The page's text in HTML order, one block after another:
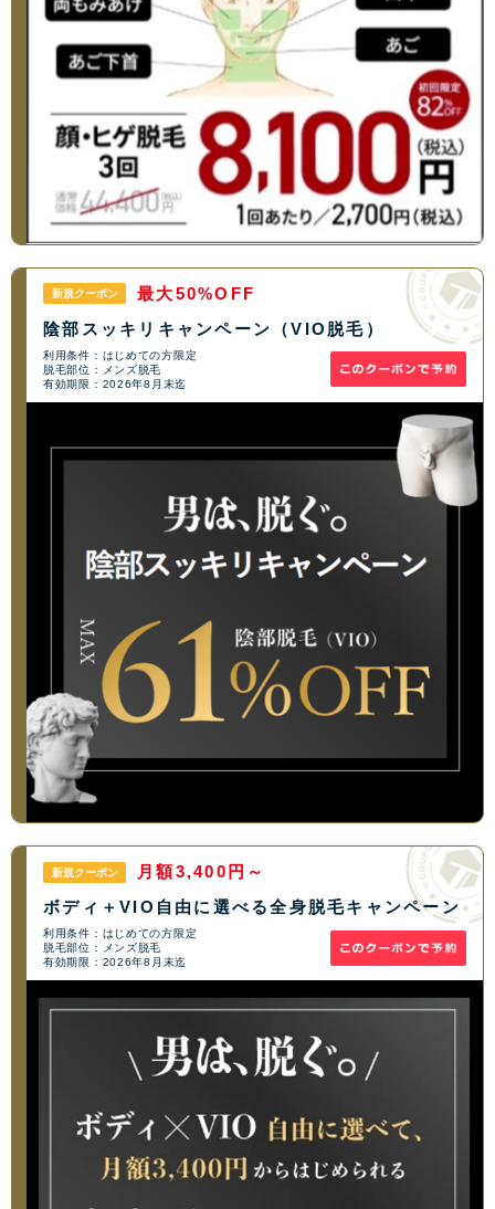
新規クーポン
最大50%OFF
陰部スッキリキャンペーン（VIO脱毛）
利用条件：はじめての方限定
脱毛部位：メンズ脱毛
有効期限：2026年8月末迄
新規クーポン
月額3,400円～
ボディ＋VIO自由に選べる全身脱毛キャンペーン
利用条件：はじめての方限定
脱毛部位：メンズ脱毛
有効期限：2026年8月末迄